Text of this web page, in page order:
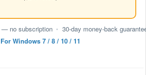
— no subscription • 30-day money-back
For Windows 7 / 8 / 10 / 11